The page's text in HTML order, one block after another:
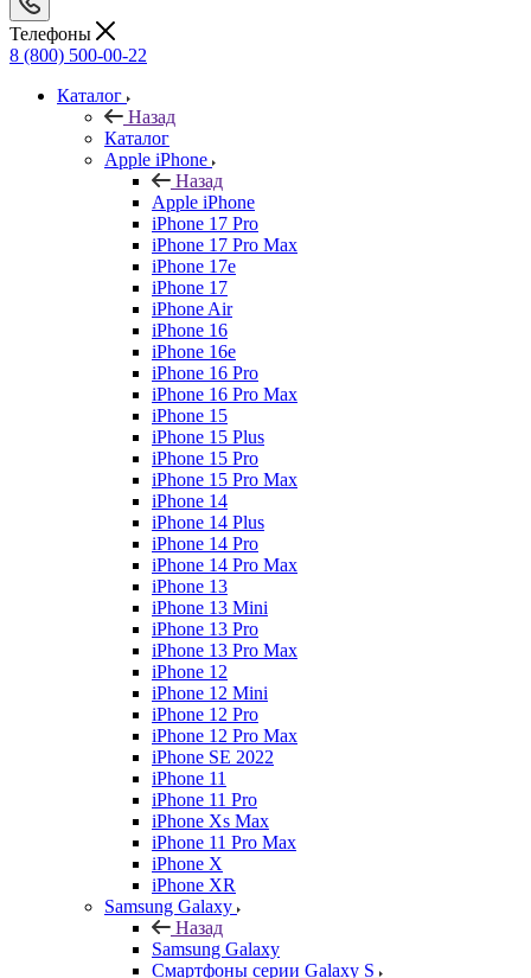
Телефоны
8 (800) 500-00-22
Каталог
Назад
Каталог
Apple iPhone
Назад
Apple iPhone
iPhone 17 Pro
iPhone 17 Pro Max
iPhone 17e
iPhone 17
iPhone Air
iPhone 16
iPhone 16e
iPhone 16 Pro
iPhone 16 Pro Max
iPhone 15
iPhone 15 Plus
iPhone 15 Pro
iPhone 15 Pro Max
iPhone 14
iPhone 14 Plus
iPhone 14 Pro
iPhone 14 Pro Max
iPhone 13
iPhone 13 Mini
iPhone 13 Pro
iPhone 13 Pro Max
iPhone 12
iPhone 12 Mini
iPhone 12 Pro
iPhone 12 Pro Max
iPhone SE 2022
iPhone 11
iPhone 11 Pro
iPhone Xs Max
iPhone 11 Pro Max
iPhone X
iPhone XR
Samsung Galaxy
Назад
Samsung Galaxy
Смартфоны серии Galaxy S